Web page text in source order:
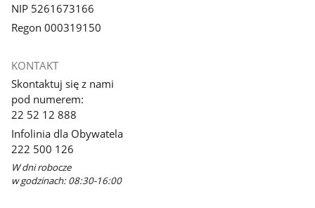
NIP 5261673166
Regon 000319150
KONTAKT
Skontaktuj się z nami
pod numerem:
22 52 12 888
Infolinia dla Obywatela
222 500 126
W dni robocze
w godzinach: 08:30-16:00